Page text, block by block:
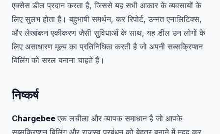
एक्सेस डील प्रदान करता है, जिससे यह सभी आकार के व्यवसायों के
लिए सुलभ होता है। बहुभाषी समर्थन, कर रिपोर्ट, उन्नत एनालिटिक्स,
और लेखांकन एकीकरण जैसी सुविधाओं के साथ, यह डील उन लोगों के
लिए असाधारण मूल्य का प्रतिनिधित्व करती है जो अपनी सब्सक्रिप्शन
बिलिंग को सरल बनाना चाहते हैं।
निष्कर्ष
Chargebeeएक लचीला और व्यापक समाधान है जो आपके
सब्सक्रिप्शन बिलिंग और राजस्व प्रबंधन को बेहतर बनाने में मदद कर